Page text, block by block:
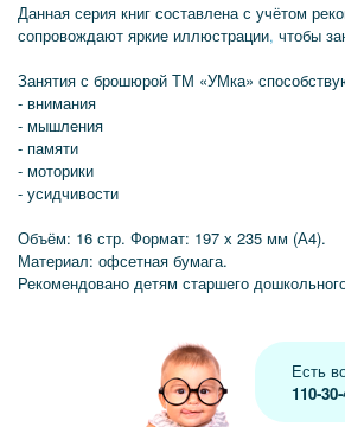
Данная серия книг составлена с учётом
сопровождают яркие иллюстрации, чтобы
Занятия с брошюрой ТМ «УМка»
- внимания
- мышления
- памяти
- моторики
- усидчивости
Объём: 16 стр. Формат: 197 х 235 мм (А4).
Материал: офсетная бумага.
Рекомендовано детям старшего
Есть
110-